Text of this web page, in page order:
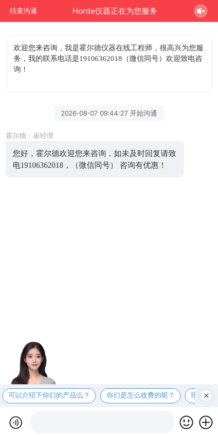
结束沟通 Horde仪器正在为您服务
欢迎您来咨询 ，我是霍尔德仪器在线工程师，很高兴为您服
务，我的联系电话是19106362018（微信同号）欢迎致电咨
询！
2026-08-07 09:44:27 开始沟通
霍尔德：崔经理
您好，霍尔德欢迎您来咨询，如未及时回复请致
电19106362018，（微信同号） 咨询有优惠！
可以介绍下你们的产品么？ 你们是怎么收费的呢？ 现在有